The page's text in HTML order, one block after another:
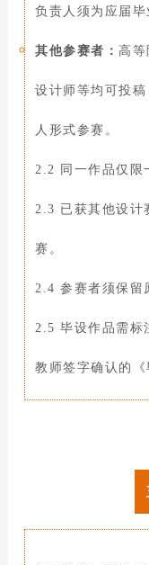
负责人须为应届毕
其他参赛者： 高
设计师等均可投稿
人形式参赛。
2.2 同一作品仅限
2.3 已获其他设计
赛。
2.4 参赛者须保留
2.5 毕设作品需标
教师签字确认的《